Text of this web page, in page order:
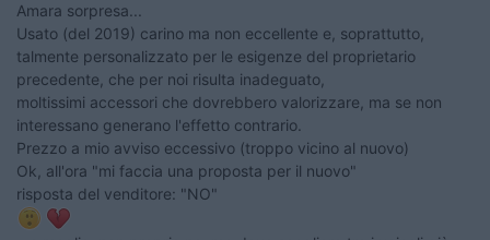
Amara sorpresa...
Usato (del 2019) carino ma non eccellente e, soprattutto,
talmente personalizzato per le esigenze del proprietario
precedente, che per noi risulta inadeguato,
moltissimi accessori che dovrebbero valorizzare, ma se non
interessano generano l'effetto contrario.
Prezzo a mio avviso eccessivo (troppo vicino al nuovo)
Ok, all'ora "mi faccia una proposta per il nuovo"
risposta del venditore: "NO"